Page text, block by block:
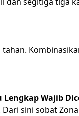
Lengkap Wajib
sini sobat